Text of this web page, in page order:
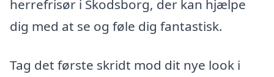
herrefrisør i Skodsborg, der kan hjælpe
dig med at se og føle dig fantastisk.
Tag det første skridt mod dit nye look i